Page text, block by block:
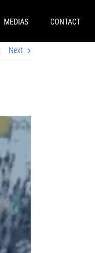
MEDIAS CONTACT
Next